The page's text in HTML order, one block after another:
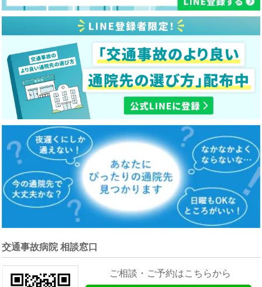
交通事故病院 相談窓口
ご相談・ご予約はこちらから